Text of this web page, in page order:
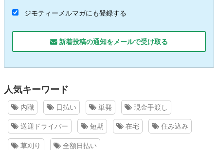
ジモティーメルマガにも登録する
新着投稿の通知をメールで受け取る
人気キーワード
内職 日払い 単発 現金手渡し
送迎ドライバー 短期 在宅 住み込み
草刈り 全額日払い